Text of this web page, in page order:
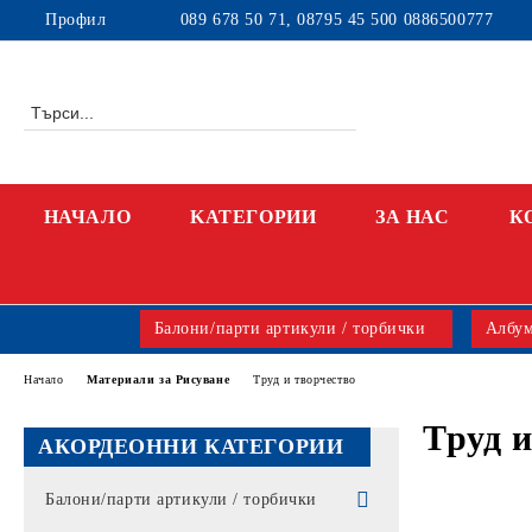
Профил 089 678 50 71, 08795 45 500 0886500777
НАЧАЛО KАТЕГОРИИ ЗА НАС
Балони/парти артикули / торбички
АКОРДЕОННИ КАТЕГОРИИ
Балони/парти артикули / торбички
Начало Материали за Рисуване Труд и творчество
Труд